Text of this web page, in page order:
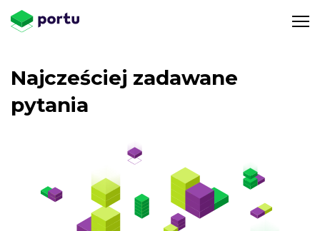
Najcześciej zadawane
pytania